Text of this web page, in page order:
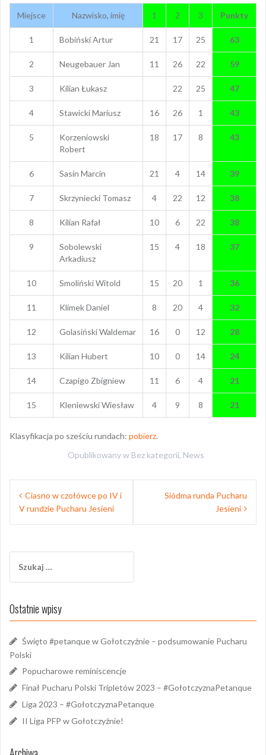
Miejsce Nazwisko, imię 1 2 3 Punkty
1 Bobiński Artur 21 17 25 63
2 Neugebauer Jan 11 26 22 59
3 Kilian Łukasz 22 25 47
4 Stawicki Mariusz 16 26 1 43
5
Korzeniowski
Robert
18 17 8 43
6 Sasin Marcin 21 4 14 39
7 Skrzyniecki Tomasz 4 22 12 38
8 Kilian Rafał 10 6 22 38
9
Sobolewski
Arkadiusz
15 4 18 37
10 Smoliński Witold 15 20 1 36
11 Klimek Daniel 8 20 4 32
12 Golasiński Waldemar 16 0 12 28
13 Kilian Hubert 10 0 14 24
14 Czapigo Zbigniew 11 6 4 21
15 Kleniewski Wiesław 4 9 8 21
Klasyfikacja po sześciu rundach: pobierz.
Opublikowany w Bez kategorii, News
Nawigacja
wpisu
Ciasno w czołówce po IV i
V rundzie Pucharu Jesieni
Siódma runda Pucharu
Jesieni
Ostatnie wpisy
Święto #petanque w Gołotczyźnie – podsumowanie Pucharu
Polski
Popucharowe reminiscencje
Finał Pucharu Polski Tripletów 2023 – #GołotczyznaPetanque
Liga 2023 – #GołotczyznaPetanque
II Liga PFP w Gołotczyźnie!